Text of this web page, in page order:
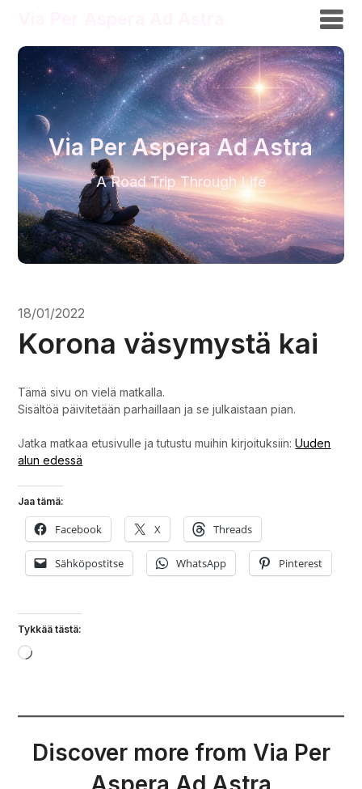
Via Per Aspera Ad Astra
A Road Trip Through Life
18/01/2022
Korona väsymystä kai
Tämä sivu on vielä matkalla.
Sisältöä päivitetään parhaillaan ja se julkaistaan pian.
Jatka matkaa etusivulle ja tutustu muihin kirjoituksiin:Uuden
alun edessä
Jaa tämä:
Facebook X Threads
Sähköpostitse WhatsApp Pinterest
Tykkää tästä:
Loading…
Discover more from Via Per